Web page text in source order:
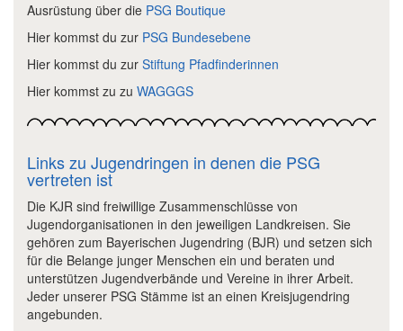
Ausrüstung über die PSG Boutique
Hier kommst du zur PSG Bundesebene
Hier kommst du zur Stiftung Pfadfinderinnen
Hier kommst zu zu WAGGGS
Links zu Jugendringen in denen die PSG
vertreten ist
Die KJR sind freiwillige Zusammenschlüsse von
Jugendorganisationen in den jeweiligen Landkreisen. Sie
gehören zum Bayerischen Jugendring (BJR) und setzen sich
für die Belange junger Menschen ein und beraten und
unterstützen Jugendverbände und Vereine in ihrer Arbeit.
Jeder unserer PSG Stämme ist an einen Kreisjugendring
angebunden.